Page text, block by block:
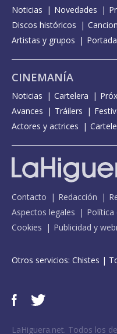
Noticias Novedades
Discos históricos
Artistas y grupos
CINEMANÍA
Noticias Cartelera
Avances
Tráilers
Actores y actrices
Contacto Redacción
Aspectos legales
Política
Cookies
Publicidad y
Otros servicios: Chistes |
LaHiguera.net. Todos los